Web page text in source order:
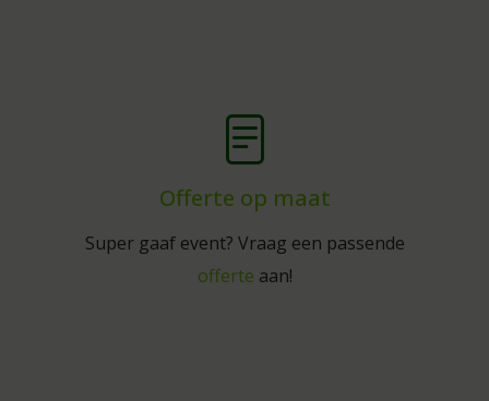
Offerte op maat
Super gaaf event? Vraag een passende
offerte aan!